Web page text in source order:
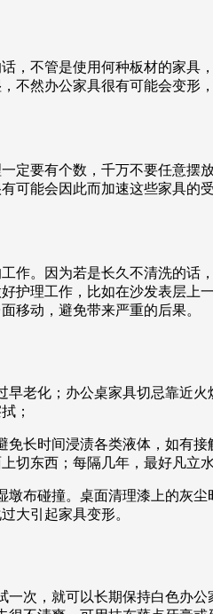
不管是使用何种板材的家具
然办公家具很有可能会变形
要有个数，千万不要任意摆
能会因此而加速这些家具的
。因为若是长久不清洗的话
理工作，比如在沙发表层上
移动，避免带来严重的后果。
老化；办公桌家具切忌靠近
；
长时间浸渍各类液体，如有
东西；每隔几年，最好凡立
布碰撞。桌面清理漆上的灰
大引起家具变形。
次，就可以长期保持白色办